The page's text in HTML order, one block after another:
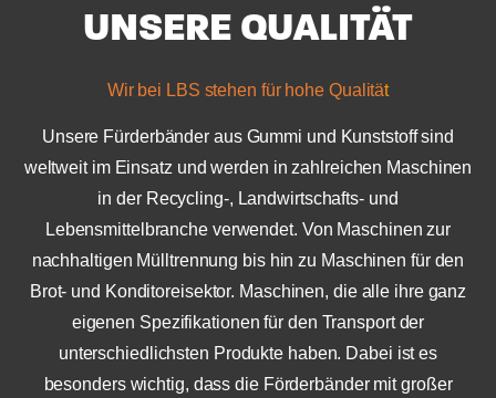
UNSERE QUALITÄT
Wir bei LBS stehen für hohe Qualität
Unsere Fürderbänder aus Gummi und Kunststoff sind
weltweit im Einsatz und werden in zahlreichen Maschinen
in der Recycling-, Landwirtschafts- und
Lebensmittelbranche verwendet. Von Maschinen zur
nachhaltigen Mülltrennung bis hin zu Maschinen für den
Brot- und Konditoreisektor. Maschinen, die alle ihre ganz
eigenen Spezifikationen für den Transport der
unterschiedlichsten Produkte haben. Dabei ist es
besonders wichtig, dass die Förderbänder mit großer